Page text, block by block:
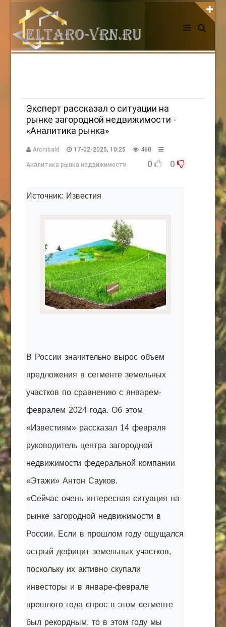
АВТОРИЗАЦИЯ НА САЙТЕ
Регистрация
НОВОСТИ СЕГОДНЯ
КАК С НАМИ СВЯЗАТЬСЯ
Edgarpo26@gmail.com
axin.ed@yandex.ru
yrikf40@gmail.com
Эксперт рассказал о ситуации на
рынке загородной недвижимости -
«Аналитика рынка»
Archibald 17-02-2025, 10:25 460
Аналитика рынка недвижимости 0 0
Источник: Известия
В России значительно вырос объем
предложения в сегменте земельных
участков по сравнению с январем-
февралем 2024 года. Об этом
«Известиям» рассказал 14 февраля
руководитель центра загородной
недвижимости федеральной компании
«Этажи» Антон Сауков.
«Сейчас очень интересная ситуация на
рынке загородной недвижимости в
России. Если в прошлом году ощущался
острый дефицит земельных участков,
поскольку их активно скупали
инвесторы и в январе-феврале
прошлого года спрос в этом сегменте
был рекордным, то в этом году мы